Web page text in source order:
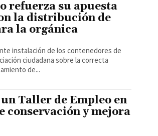
refuerza su apuesta
la distribución de
la orgánica
instalación de los contenedores de
ciudadana sobre la correcta
El Ayuntamiento de...
Taller de Empleo en
conservación y mejora